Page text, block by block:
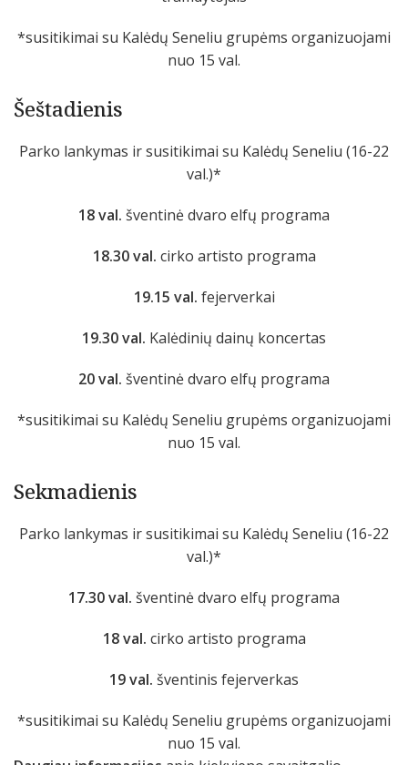
*susitikimai su Kalėdų Seneliu grupėms organizuojami
nuo 15 val.
Šeštadienis
Parko lankymas ir susitikimai su Kalėdų Seneliu (16-22
val.)*
18 val. šventinė dvaro elfų programa
18.30 val. cirko artisto programa
19.15 val. fejerverkai
19.30 val. Kalėdinių dainų koncertas
20 val. šventinė dvaro elfų programa
*susitikimai su Kalėdų Seneliu grupėms organizuojami
nuo 15 val.
Sekmadienis
Parko lankymas ir susitikimai su Kalėdų Seneliu (16-22
val.)*
17.30 val. šventinė dvaro elfų programa
18 val. cirko artisto programa
19 val. šventinis fejerverkas
*susitikimai su Kalėdų Seneliu grupėms organizuojami
nuo 15 val.